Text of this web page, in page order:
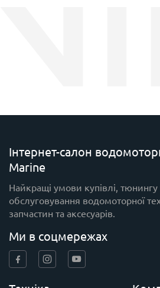
Інтернет-салон
Marine
Найкращі умови купівлі, тюнингу
обслуговування водомоторної
запчастин та аксесуарів.
Ми в соцмережах